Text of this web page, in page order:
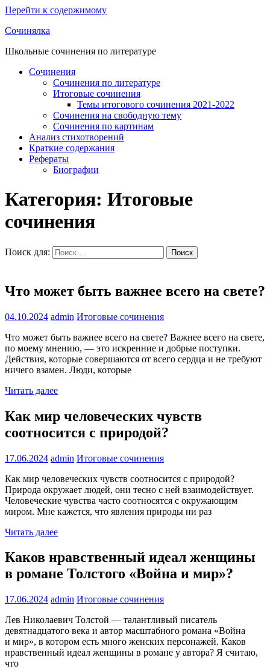
Перейти к содержимому
Сочинялка
Школьные сочинения по литературе
Сочинения
Сочинения по литературе
Итоговые сочинения
Темы итогового сочинения 2021-2022
Сочинения на свободную тему
Сочинения по картинам
Анализ стихотворений
Краткие содержания
Рефераты
Биографии
Категория: Итоговые
сочинения
Поиск для: Поиск
Что может быть важнее всего на свете?
04.10.2024 admin Итоговые сочинения
Что может быть важнее всего на свете? Важнее всего на свете,
по моему мнению, — это искренние и добрые поступки.
Действия, которые совершаются от всего сердца и не требуют
ничего взамен. Люди, которые
Читать далее
Как мир человеческих чувств
соотносится с природой?
17.06.2024 admin Итоговые сочинения
Как мир человеческих чувств соотносится с природой?
Природа окружает людей, они тесно с ней взаимодействует.
Человеческие чувства часто соотносятся с окружающим
миром. Мне кажется, что явления природы ни раз
Читать далее
Каков нравственный идеал женщины
в романе Толстого «Война и мир»?
17.06.2024 admin Итоговые сочинения
Лев Николаевич Толстой — талантливый писатель
девятнадцатого века и автор масштабного романа «Война
и мир», в котором есть много женских персонажей. Каков
нравственный идеал женщины в романе у автора? Я считаю,
что